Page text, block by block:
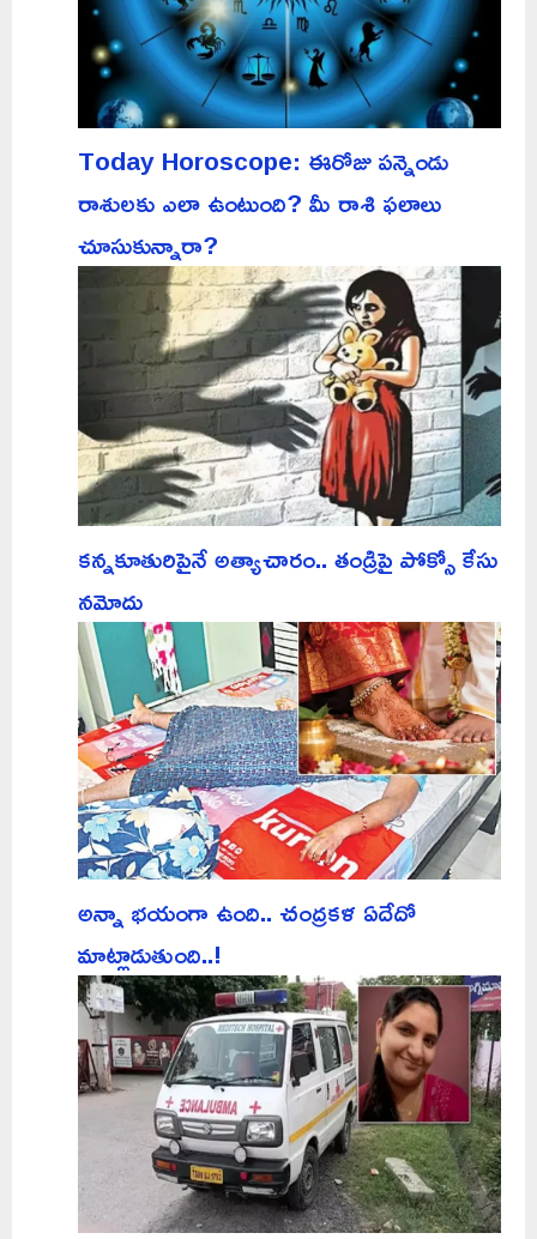
Today Horoscope: ఈరోజు పన్నెండు
రాశులకు ఎలా ఉంటుంది? మీ రాశి ఫలాలు
చూసుకున్నారా?
కన్నకూతురిపైనే అత్యాచారం.. తండ్రిపై పోక్సో కేసు
నమోదు
అన్నా భయంగా ఉంది.. చంద్రకళ ఏదేదో
మాట్లాడుతుంది..!